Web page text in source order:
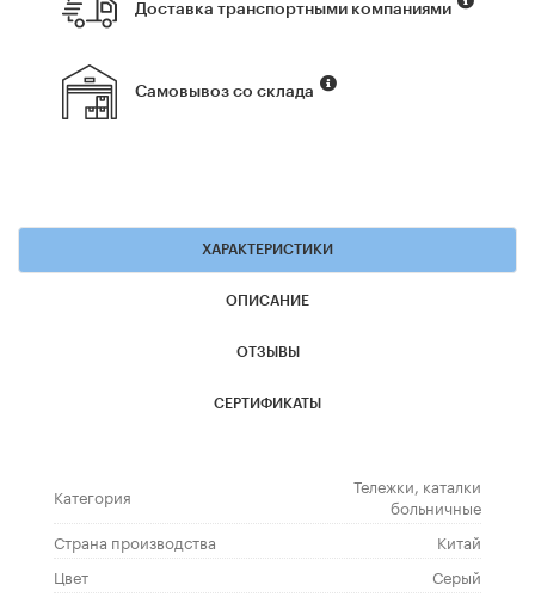
Доставка транспортными компаниями
Самовывоз со склада
ХАРАКТЕРИСТИКИ
ОПИСАНИЕ
ОТЗЫВЫ
СЕРТИФИКАТЫ
Категория
Тележки, каталки
больничные
Страна производства
Китай
Цвет
Серый